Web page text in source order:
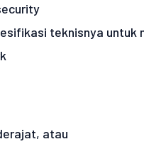
teknisnya untuk
atau